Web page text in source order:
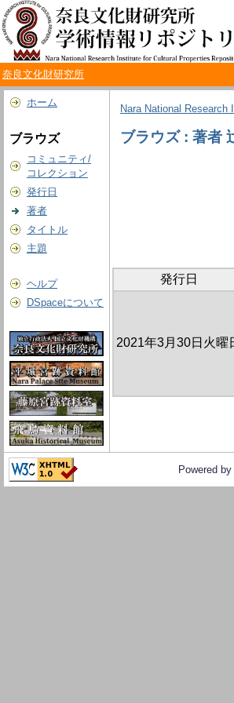
奈良文化財研究所
ホーム
ブラウズ
コミュニティ/
コレクション
発行日
著者
タイトル
主題
ヘルプ
DSpaceについて
Nara National
ブラウズ : 著者
発行日
2021年3月30日火曜
Powered by